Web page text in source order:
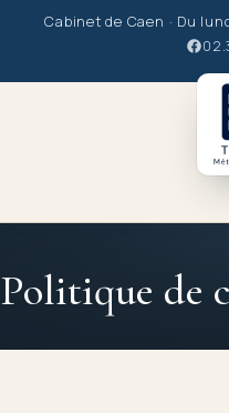
Cabinet de Caen · Du
Politique de